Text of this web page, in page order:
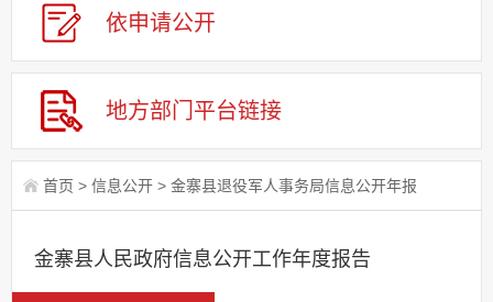
依申请公开
地方部门 平台链接
首页 > 信息公开 > 金寨县退役军人事务局信息公开年报
金寨县人民政府信息公开工作年度报告